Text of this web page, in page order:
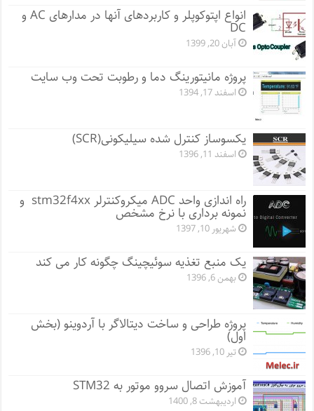
انواع اپتوکوپلر و کاربردهای آنها در مدارهای AC و
DC
آبان 20, 1399
پروژه مانيتورينگ دما و رطوبت تحت وب سایت
اسفند 17, 1394
یکسوساز کنترل شده سیلیکونی(SCR)
اسفند 11, 1396
راه اندازی واحد ADC میکروکنترلر stm32f4xx و
نمونه برداری با نرخ مشخص
شهریور 10, 1397
یک منبع تغذیه سوئیچینگ چگونه کار می کند
بهمن 6, 1396
پروژه طراحی و ساخت دیتالاگر با آردوینو (بخش
اول)
تیر 10, 1396
آموزش اتصال سروو موتور به STM32
اردیبهشت 8, 1400